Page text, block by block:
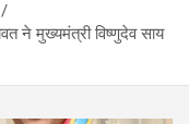
ने मुख्यमंत्री विष्णुदेव साय